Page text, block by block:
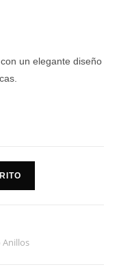
un elegante diseño
Anillos